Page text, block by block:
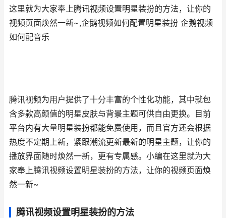
这里就为大家奉上腾讯视频设置明星装扮的方法，让你的
视频页面焕然一新~,企鹅视频如何配置明星装扮 企鹅视频
如何配音乐
腾讯视频为用户提供了十分丰富的个性化功能，其中就包
含多款高颜值的明星皮肤与背景主题可供自由更换。目前
平台内有大量明星装扮都能免费使用，而且官方还会根据
热度不定期上新，紧跟潮流更新最新的明星主题，让你的
播放界面随时焕然一新，更有专属感。小编在这里就为大
家奉上腾讯视频设置明星装扮的方法，让你的视频页面焕
然一新~
腾讯视频设置明星装扮的方法